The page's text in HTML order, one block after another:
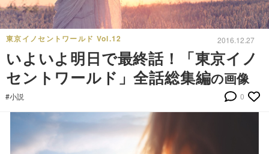
東京イノセントワールド Vol.12 2016.12.27
いよいよ明日で最終話！「東京イノ
セントワールド」全話総集編の画像
#小説 0